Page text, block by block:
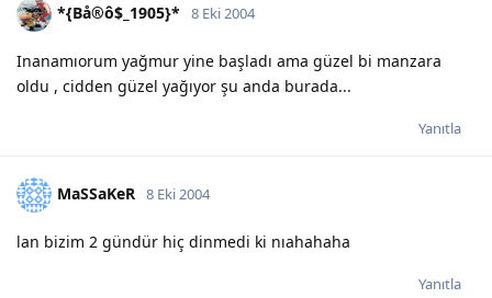
*{Bå®ô$_1905}* 8 Eki 2004
Inanamıorum yağmur yine başladı ama güzel bi manzara
oldu , cidden güzel yağıyor şu anda burada...
Yanıtla
MaSSaKeR 8 Eki 2004
lan bizim 2 gündür hiç dinmedi ki nıahahaha
Yanıtla